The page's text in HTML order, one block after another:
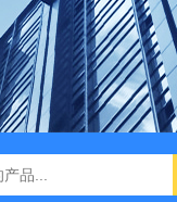
RGK-300容广便